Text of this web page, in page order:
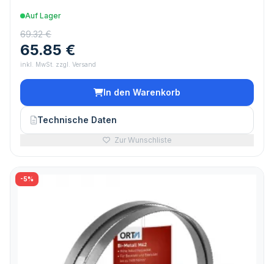
Auf Lager
69.32 €
65.85 €
inkl. MwSt. zzgl. Versand
In den Warenkorb
Technische Daten
Zur Wunschliste
-5%